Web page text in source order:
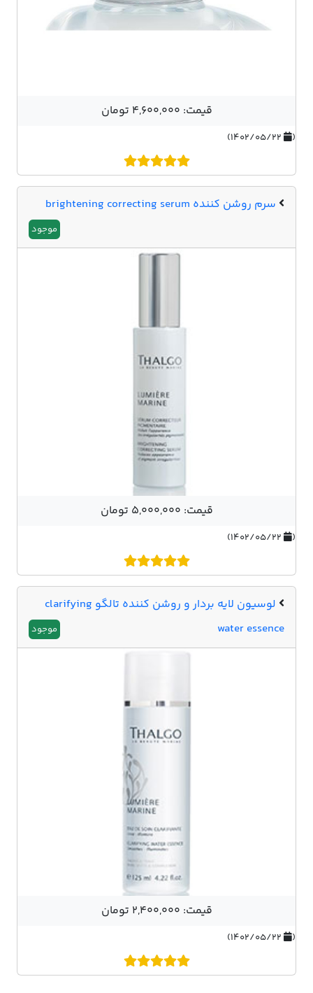
قیمت: 4,600,000 تومان
(
سرم روشن کننده brightening correcting serum
موجود
قیمت: 5,000,000 تومان
(
لوسیون لایه بردار و روشن کننده تالگو clarifying
water essence
موجود
قیمت: 2,400,000 تومان
(